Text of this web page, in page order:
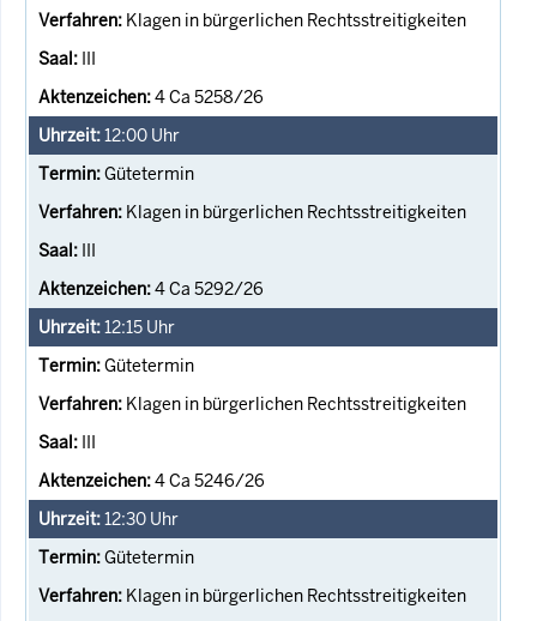
Klagen in bürgerlichen Rechtsstreitigkeiten
III
4 Ca 5258/26
12:00 Uhr
Gütetermin
Klagen in bürgerlichen Rechtsstreitigkeiten
III
4 Ca 5292/26
12:15 Uhr
Gütetermin
Klagen in bürgerlichen Rechtsstreitigkeiten
III
4 Ca 5246/26
12:30 Uhr
Gütetermin
Klagen in bürgerlichen Rechtsstreitigkeiten